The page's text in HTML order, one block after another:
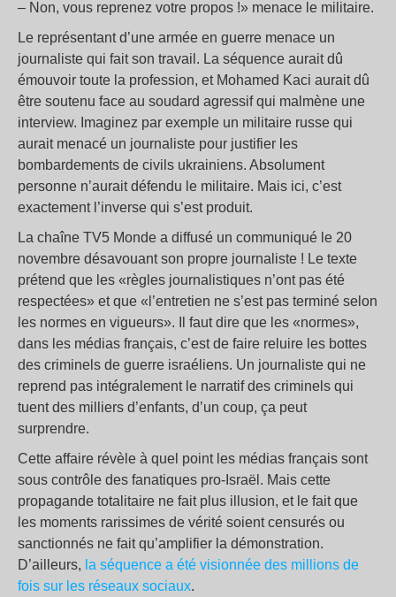
– Non, vous reprenez votre propos !» menace le militaire.
Le représentant d’une armée en guerre menace un
journaliste qui fait son travail. La séquence aurait dû
émouvoir toute la profession, et Mohamed Kaci aurait dû
être soutenu face au soudard agressif qui malmène une
interview. Imaginez par exemple un militaire russe qui
aurait menacé un journaliste pour justifier les
bombardements de civils ukrainiens. Absolument
personne n’aurait défendu le militaire. Mais ici, c’est
exactement l’inverse qui s’est produit.
La chaîne TV5 Monde a diffusé un communiqué le 20
novembre désavouant son propre journaliste ! Le texte
prétend que les «règles journalistiques n’ont pas été
respectées» et que «l’entretien ne s’est pas terminé selon
les normes en vigueurs». Il faut dire que les «normes»,
dans les médias français, c’est de faire reluire les bottes
des criminels de guerre israéliens. Un journaliste qui ne
reprend pas intégralement le narratif des criminels qui
tuent des milliers d’enfants, d’un coup, ça peut
surprendre.
Cette affaire révèle à quel point les médias français sont
sous contrôle des fanatiques pro-Israël. Mais cette
propagande totalitaire ne fait plus illusion, et le fait que
les moments rarissimes de vérité soient censurés ou
sanctionnés ne fait qu’amplifier la démonstration.
D’ailleurs, la séquence a été visionnée des millions de
fois sur les réseaux sociaux.